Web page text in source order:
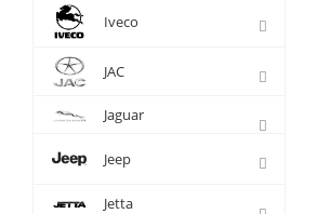
Iveco
JAC
Jaguar
Jeep
Jetta